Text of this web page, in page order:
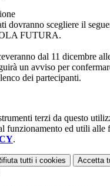
dovranno scegliere il
FUTURA.
dal 11 dicembre
un avviso per
dei partecipanti.
terzi da questo
funzionamento ed utili alle
.
tutti i cookies Accetta